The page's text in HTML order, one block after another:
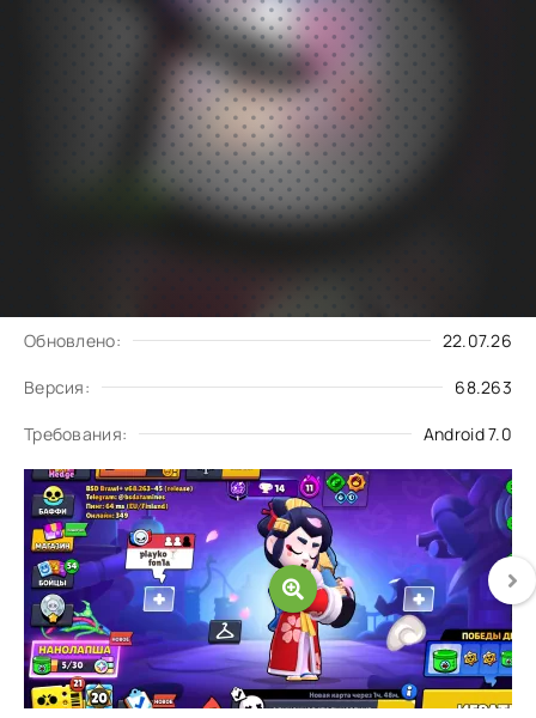
Обновлено: 22.07.26
Версия: 68.263
Требования: Android 7.0